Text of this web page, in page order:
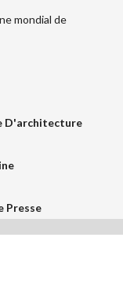
mondial de
D'architecture
Presse